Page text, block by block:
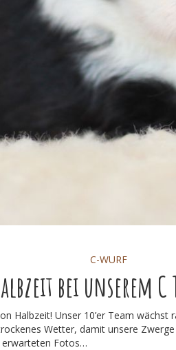
C-WURF
bei unserem C
Halbzeit! Unser 10’er Team
Wetter, damit unsere
erwarteten Fotos…